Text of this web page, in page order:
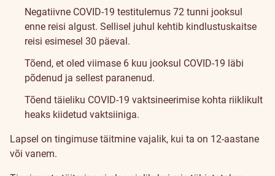
Negatiivne COVID-19 testitulemus 72 tunni jooksul
enne reisi algust. Sellisel juhul kehtib kindlustuskaitse
reisi esimesel 30 päeval.
Tõend, et oled viimase 6 kuu jooksul COVID-19 läbi
põdenud ja sellest paranenud.
Tõend täieliku COVID-19 vaktsineerimise kohta riiklikult
heaks kiidetud vaktsiiniga.
Lapsel on tingimuse täitmine vajalik, kui ta on 12-aastane
või vanem.